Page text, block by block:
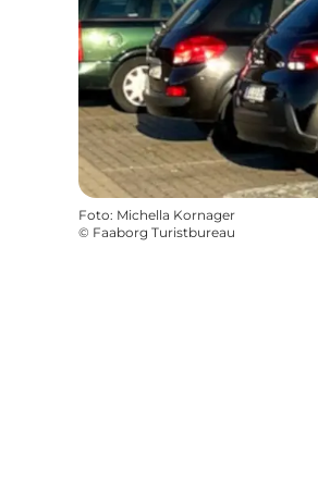
Foto: Michella Kornager
© Faaborg Turistbureau